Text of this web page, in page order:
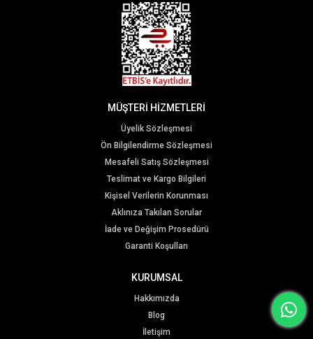
MÜŞTERİ HİZMETLERİ
Üyelik Sözleşmesi
Ön Bilgilendirme Sözleşmesi
Mesafeli Satış Sözleşmesi
Teslimat ve Kargo Bilgileri
Kişisel Verilerin Korunması
Aklınıza Takılan Sorular
İade ve Değişim Prosedürü
Garanti Koşulları
KURUMSAL
Hakkımızda
Blog
İletişim